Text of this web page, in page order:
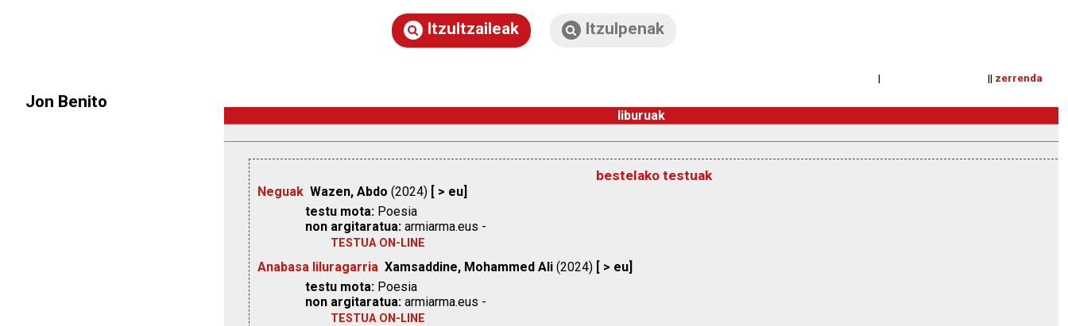
Itzultzaileak Itzulpenak
| || zerrenda
Jon Benito
liburuak
bestelako testuak
Neguak Wazen, Abdo (2024) [ > eu]
testu mota: Poesia
non argitaratua: armiarma.eus -
TESTUA ON-LINE
Anabasa liluragarria Xamsaddine, Mohammed Ali (2024) [ > eu]
testu mota: Poesia
non argitaratua: armiarma.eus -
TESTUA ON-LINE